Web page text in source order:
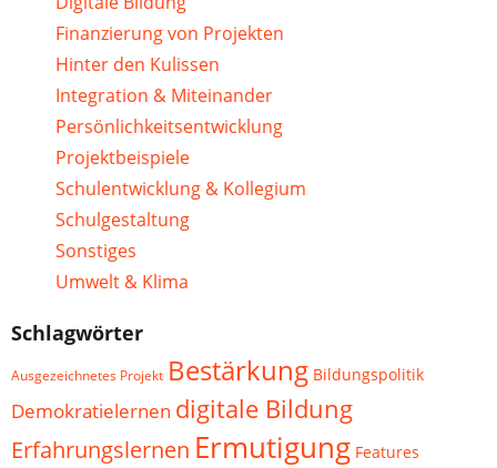
Finanzierung von Projekten
Hinter den Kulissen
Integration & Miteinander
Persönlichkeitsentwicklung
Projektbeispiele
Schulentwicklung & Kollegium
Schulgestaltung
Sonstiges
Umwelt & Klima
Schlagwörter
Ausgezeichnetes Projekt Bestärkung Bildungspolitik
Demokratielernen digitale Bildung
Erfahrungslernen Ermutigung Features